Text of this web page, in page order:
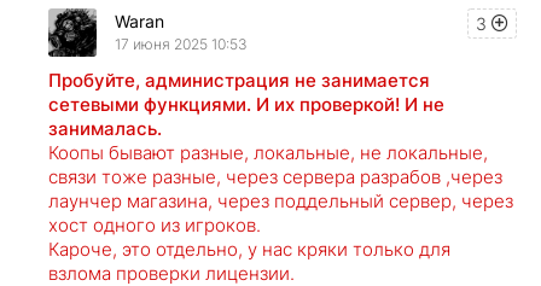
3
Waran
17 июня 2025 10:53
Пробуйте, администрация не занимается
сетевыми функциями. И их проверкой! И не
занималась.
Коопы бывают разные, локальные, не локальные,
связи тоже разные, через сервера разрабов ,через
лаунчер магазина, через поддельный сервер, через
хост одного из игроков.
Кароче, это отдельно, у нас кряки только для
взлома проверки лицензии.